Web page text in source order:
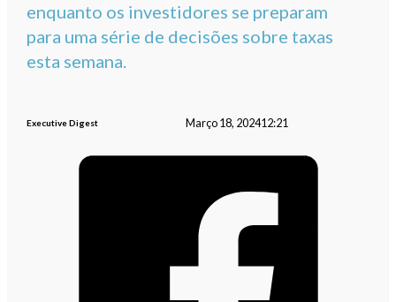
enquanto os investidores se preparam
para uma série de decisões sobre taxas
esta semana.
Executive Digest Março 18, 202412:21